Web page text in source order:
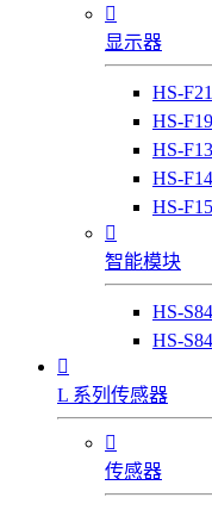

显示器
HS-
HS-
HS-
HS-
HS-

智能模块
HS-
HS-

L 系列传感器

传感器